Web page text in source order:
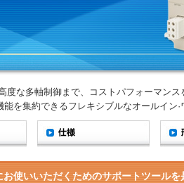
度な多軸制御まで、コストパフォーマンス
を集約できるフレキシブルなオールイン·
使いいただくためのサポートツールを